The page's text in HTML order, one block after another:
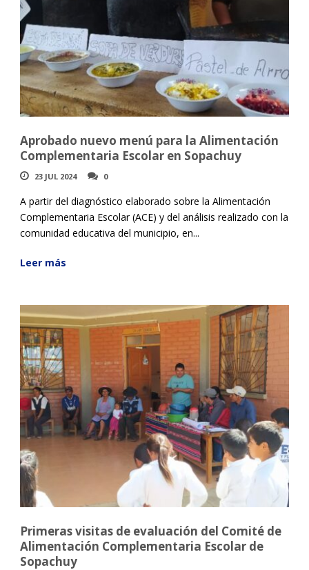
Aprobado nuevo menú para la Alimentación
Complementaria Escolar en Sopachuy
23 JUL 2024 0
A partir del diagnóstico elaborado sobre la Alimentación
Complementaria Escolar (ACE) y del análisis realizado con la
comunidad educativa del municipio, en...
Leer más
Primeras visitas de evaluación del Comité de
Alimentación Complementaria Escolar de
Sopachuy